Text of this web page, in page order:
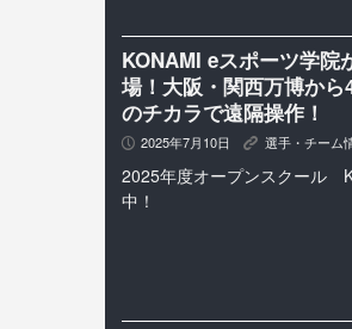
KONAMI eスポーツ学
場！大阪・関西万博か
のチカラで遠隔操作！
P 2025年7月10日 K 選手・チーム
2025年度オープンスクール
中！